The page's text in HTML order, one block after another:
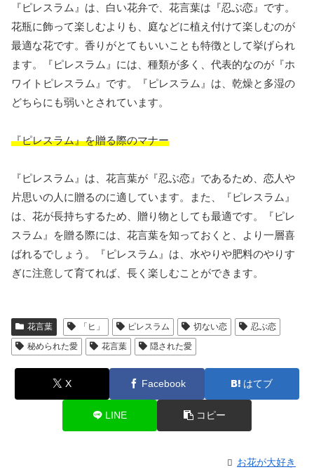
『ピレスラム』は、白い花弁で、花言葉は『忍ぶ恋』です。
花瓶に飾って楽しむよりも、庭などに植え付けて楽しむのが
最適な花です。香りがとてもいいことも特徴として挙げられ
ます。『ピレスラム』には、種類が多く、代表的なのが『ホ
ワイトピレスラム』です。『ピレスラム』は、乾燥と多湿の
どちらにも弱いとされています。
『ピレスラム』を贈る際のマナー
『ピレスラム』は、花言葉が『忍ぶ恋』であるため、恋人や
片思いの人に贈るのに適しています。また、『ピレスラム』
は、花が長持ちするため、贈り物としても最適です。『ピレ
スラム』を贈る際には、花言葉を知っておくと、より一層喜
ばれるでしょう。『ピレスラム』は、水やりや肥料のやりす
ぎに注意して育てれば、長く楽しむことができます。
花言葉 「ヒ」 ピレスラム 切ない恋
忍ぶ恋
秘められた愛
花言葉 隠された愛
X Facebook はてブ
LINE コピー
お花が大好き